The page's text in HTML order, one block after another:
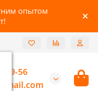
опытом
89-56